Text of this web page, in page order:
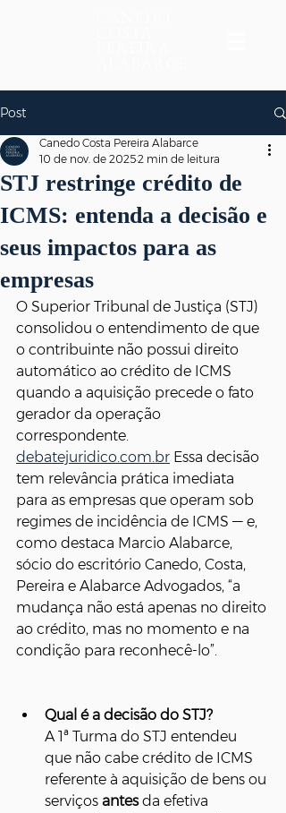
Post
STJ restringe crédito de
ICMS: entenda a decisão e
seus impactos para as
empresas
Canedo Costa Pereira Alabarce
10 de nov. de 20252 min de leitura
O Superior Tribunal de Justiça (STJ)
consolidou o entendimento de que
o contribuinte não possui direito
automático ao crédito de ICMS
quando a aquisição precede o fato
gerador da operação
correspondente.
debatejuridico.com.br Essa decisão
tem relevância prática imediata
para as empresas que operam sob
regimes de incidência de ICMS — e,
como destaca Marcio Alabarce,
sócio do escritório Canedo, Costa,
Pereira e Alabarce Advogados, “a
mudança não está apenas no direito
ao crédito, mas no momento e na
condição para reconhecê-lo”.
Qual é a decisão do STJ?
A 1ª Turma do STJ entendeu
que não cabe crédito de ICMS
referente à aquisição de bens ou
serviços antes da efetiva